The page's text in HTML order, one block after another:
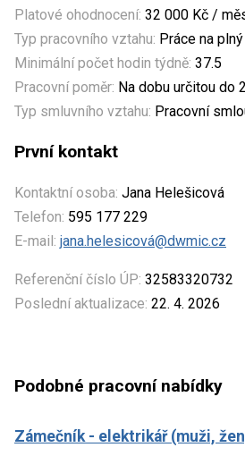
Platové ohodnocení: 32 000 Kč /
Typ pracovního vztahu: Práce na
Minimální počet hodin týdně: 37.5
Pracovní poměr: Na dobu určitou do
Typ smluvního vztahu: Pracovní
První kontakt
Kontaktní osoba: Jana Helešicová
Telefon: 595 177 229
E-mail: jana.helesicová@dwmic.cz
Referenční číslo ÚP: 32583320732
Poslední aktualizace: 22. 4. 2026
Podobné pracovní nabídky
Zámečník - elektrikář (muži,